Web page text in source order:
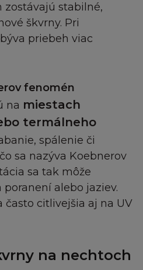
stabilné,
škvrny. Pri
priebeh viac
fenomén
na miestach
termálneho
spálenie či
sa nazýva Koebnerov
sa tak môže
alebo jaziev.
často citlivejšia aj na UV
na nechtoch
můžete kdykoliv odstoupit
uvedení důvodů.
od těchto Podmínek,
při vaší registraci, a
zprávu obdrželi do
Odstoupení nabyde
Je vaší povinností
změně vaší emailové
odstoupení od
na adresu
máte povinnost zničit
plynoucí.
disponuje právem